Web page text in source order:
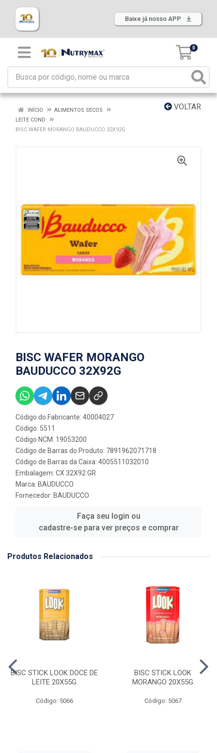
Baixe já nosso APP
0
VOLTAR
INÍCIO
ALIMENTOS SECOS
LEITE COND
BISC WAFER MORANGO BAUDUCCO 32X92G
BISC WAFER MORANGO
BAUDUCCO 32X92G
Código do Fabricante: 40004027
Código: 5511
Código NCM: 19053200
Código de Barras do Produto: 7891962071718
Código de Barras da Caixa: 4005511032010
Embalagem: CX 32X92 GR
Marca: BAUDUCCO
Fornecedor: BAUDUCCO
Faça seu login ou
cadastre-se para ver preços e comprar
Produtos Relacionados
BISC STICK LOOK DOCE DE
LEITE 20X55G
Código: 5066
BISC STICK LOOK
MORANGO 20X55G
Código: 5067